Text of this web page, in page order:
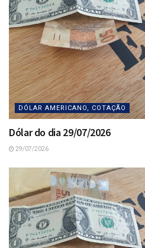
DÓLAR AMERICANO, COTAÇÃO
Dólar do dia 29/07/2026
29/07/2026